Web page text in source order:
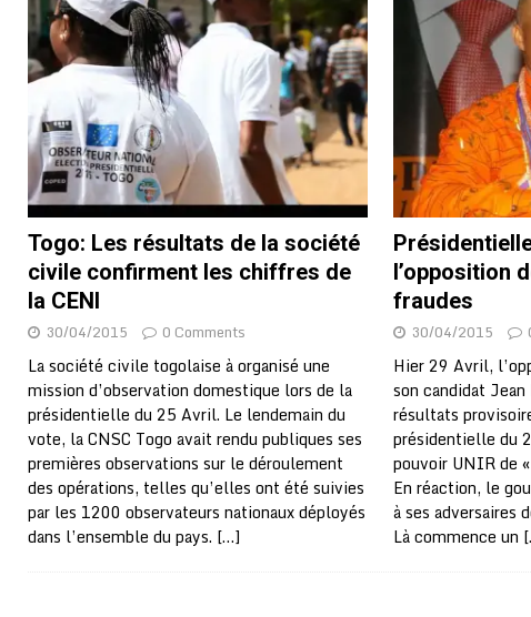
montre
GENRE
[ 05/08/2026 ]
Côte d’Ivoire : le PDCI de Tidjane Thiam
[ 02/08/2026 ] Guinée : Mamadi Doumbouya s’offre
[ 02/08/2026 ]
Une factrice arrêtée après avoir volé un
GENRE
[ 02/08/2026 ] Distribution des moustiquaires : La zone
[ 02/08/2026 ] La Confédération Africaine de Football
[ 01/08/2026 ] Quatre candidats à la succession
[ 01/08/2026 ]
Bénin : Romuald Wadagni reçoit le
[ 31/07/2026 ] Niger : le FMI débloque une bouffée
[ 08/08/2026 ] Épinglé par le « Canard enchaîné », Bally
GOUVERNANCE
Togo: Les résultats de la société
civile confirment les chiffres de
la CENI
30/04/2015 0 Comments
La société civile togolaise à organisé une
mission d’observation domestique lors de la
présidentielle du 25 Avril. Le lendemain du
vote, la CNSC Togo avait rendu publiques ses
premières observations sur le déroulement
des opérations, telles qu’elles ont été suivies
par les 1200 observateurs nationaux déployés
dans l’ensemble du pays. […]
l’opposition
fraudes
30/04/2015
Hier 29 Avril,
son candidat
résultats
présidentielle du
pouvoir UNIR de
En réaction, le
à ses adversaires
Là commence un